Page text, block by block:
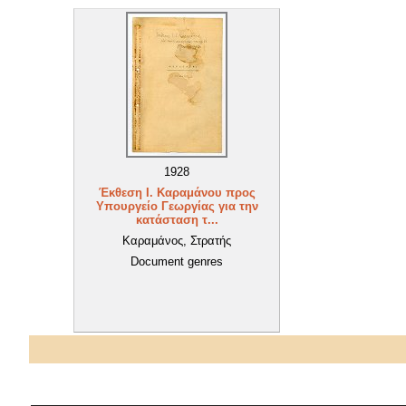
1928
Έκθεση Ι. Καραμάνου προς
Υπουργείο Γεωργίας για την
κατάσταση τ...
Καραμάνος, Στρατής
Document genres